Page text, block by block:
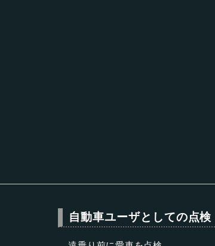
自動車ユーザとしての点検